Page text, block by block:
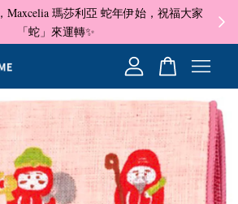
Maxcelia 瑪莎利亞 蛇年伊始，祝福大家
「蛇」來運轉✨
✦
車目前還是空的。
繼續購物